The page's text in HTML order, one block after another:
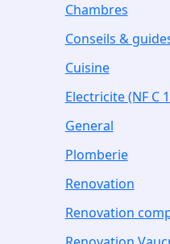
Chambres
Conseils &
Cuisine
Electricite (NF C
General
Plomberie
Renovation
Renovation